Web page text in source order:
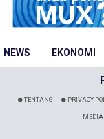
NEWS EKONOMI
TENTANG PRIVACY
MEDIA